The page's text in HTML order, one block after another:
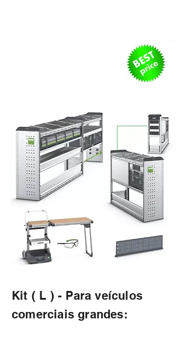
Kit ( L ) - Para veículos
comerciais grandes: